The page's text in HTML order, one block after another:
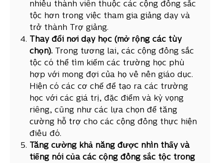
nhiều thành viên thuộc các cộng đồng sắc
tộc hơn trong việc tham gia giảng dạy và
trở thành Trợ giảng.
Thay đổi nơi dạy học (mở rộng các tùy
chọn). Trong tương lai, các cộng đồng sắc
tộc có thể tìm kiếm các trường học phù
hợp với mong đợi của họ về nền giáo dục.
Hiện có các cơ chế để tạo ra các trường
học với các giá trị, đặc điểm và kỳ vọng
riêng, cũng như các lựa chọn để tăng
cường hỗ trợ cho các cộng đồng thực hiện
điều đó.
Tăng cường khả năng được nhìn thấy và
tiếng nói của các cộng đồng sắc tộc trong